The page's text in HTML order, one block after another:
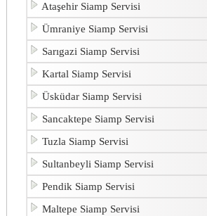
Ataşehir Siamp Servisi
Ümraniye Siamp Servisi
Sarıgazi Siamp Servisi
Kartal Siamp Servisi
Üsküdar Siamp Servisi
Sancaktepe Siamp Servisi
Tuzla Siamp Servisi
Sultanbeyli Siamp Servisi
Pendik Siamp Servisi
Maltepe Siamp Servisi